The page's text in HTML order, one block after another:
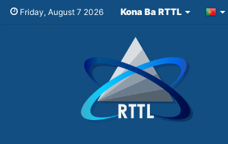
Friday, August 7 2026 Kona Ba RTTL